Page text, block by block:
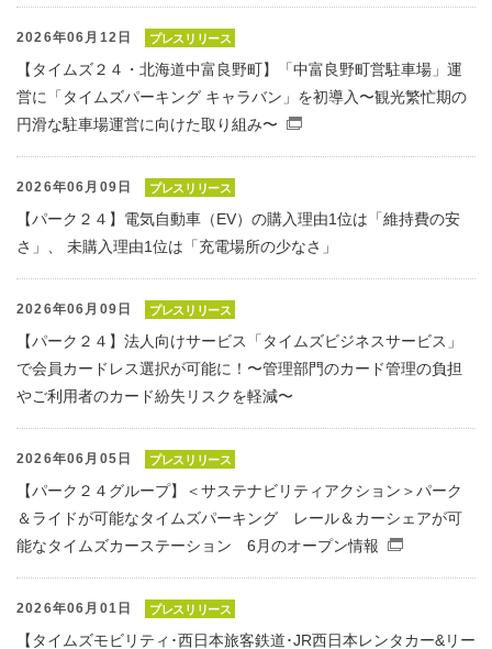
2026年06月12日 プレスリリース
【タイムズ２４・北海道中富良野町】「中富良野町営駐車場」運
営に「タイムズパーキング キャラバン」を初導入〜観光繁忙期の
円滑な駐車場運営に向けた取り組み〜
2026年06月09日 プレスリリース
【パーク２４】電気自動車（EV）の購入理由1位は「維持費の安
さ」、 未購入理由1位は「充電場所の少なさ」
2026年06月09日 プレスリリース
【パーク２４】法人向けサービス「タイムズビジネスサービス」
で会員カードレス選択が可能に！〜管理部門のカード管理の負担
やご利用者のカード紛失リスクを軽減〜
2026年06月05日 プレスリリース
【パーク２４グループ】＜サステナビリティアクション＞パーク
＆ライドが可能なタイムズパーキング レール＆カーシェアが可
能なタイムズカーステーション 6月のオープン情報
2026年06月01日 プレスリリース
【タイムズモビリティ･西日本旅客鉄道･JR西日本レンタカー&リー